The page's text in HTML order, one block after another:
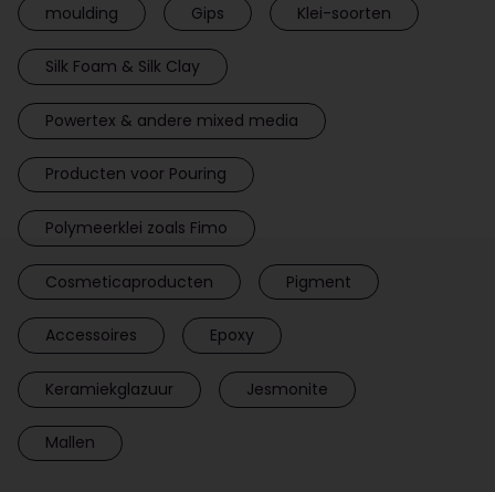
moulding Gips Klei-soorten
Silk Foam & Silk Clay
Powertex & andere mixed media
Producten voor Pouring
Polymeerklei zoals Fimo
Cosmeticaproducten Pigment
Accessoires Epoxy
Keramiekglazuur Jesmonite
Mallen